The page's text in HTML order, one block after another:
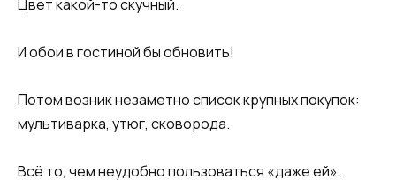
Цвет какой-то скучный.
И обои в гостиной бы обновить!
Потом возник незаметно список крупных покупок:
мультиварка, утюг, сковорода.
Всё то, чем неудобно пользоваться «даже ей».